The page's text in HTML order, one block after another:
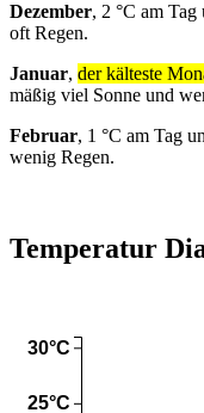
Dezember, 2 °C am
oft Regen.
Januar, der kälteste
mäßig viel Sonne und
Februar, 1 °C am Tag
wenig Regen.
Temperatur